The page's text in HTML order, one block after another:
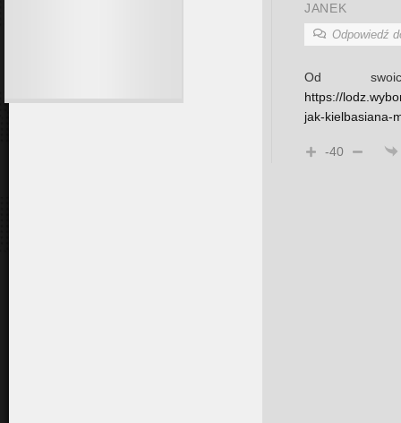
JANEK
Odpowiedź
Od
https://
jak-kielbasiana-
-40